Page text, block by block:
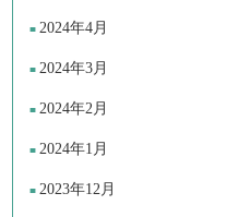
2024年4月
2024年3月
2024年2月
2024年1月
2023年12月